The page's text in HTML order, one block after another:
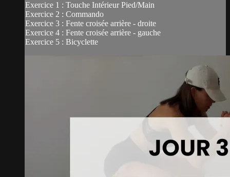
Exercice 1 : Touche Intérieur Pied/Main
Exercice 2 : Commando
Exercice 3 : Fente croisée arrière - droite
Exercice 4 : Fente croisée arrière - gauche
Exercice 5 : Bicyclette